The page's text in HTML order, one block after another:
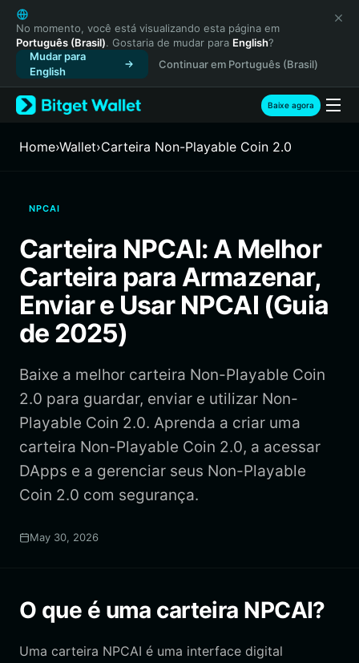
English
日本語
Tiếng Việt
Русский
Español (Latinoamérica)
Türkçe
Français
繁體中文
Bahasa Indonesia
ภาษาไทย
हिन्दी
Español
Português (Brasil)
No momento, você está visualizando esta página em
Português (Brasil). Gostaria de mudar para English?
Mudar para
English
Continuar em Português (Brasil)
Baixe agora
Home›Wallet›Carteira Non-Playable Coin 2.0
NPCAI
Carteira NPCAI: A Melhor
Carteira para Armazenar,
Enviar e Usar NPCAI (Guia
de 2025)
Baixe a melhor carteira Non-Playable Coin
2.0 para guardar, enviar e utilizar Non-
Playable Coin 2.0. Aprenda a criar uma
carteira Non-Playable Coin 2.0, a acessar
DApps e a gerenciar seus Non-Playable
Coin 2.0 com segurança.
May 30, 2026
O que é uma carteira NPCAI?
Uma carteira NPCAI é uma interface digital